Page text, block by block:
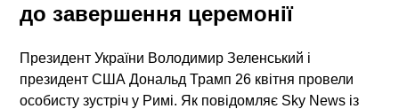
до завершення церемонії
Президент України Володимир Зеленський і
президент США Дональд Трамп 26 квітня провели
особисту зустріч у Римі. Як повідомляє Sky News із